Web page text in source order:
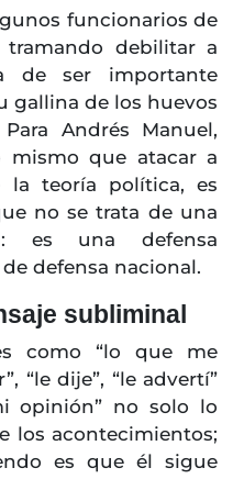
funcionarios de
tramando debilitar a
de ser importante
gallina de los huevos
Andrés Manuel,
mismo que atacar a
la teoría política, es
no se trata de una
es una defensa
defensa nacional.
subliminal
como “lo que me
“le dije”, “le advertí”
opinión” no solo lo
los acontecimientos;
es que él sigue